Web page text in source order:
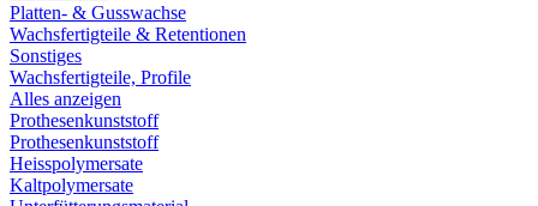
Platten- & Gusswachse
Wachsfertigteile & Retentionen
Sonstiges
Wachsfertigteile, Profile
Alles anzeigen
Prothesenkunststoff
Prothesenkunststoff
Heisspolymersate
Kaltpolymersate